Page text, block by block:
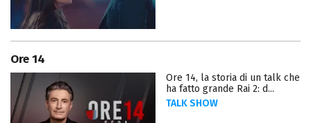
Ore 14
Ore 14, la storia di un talk che
ha fatto grande Rai 2: d...
TALK SHOW